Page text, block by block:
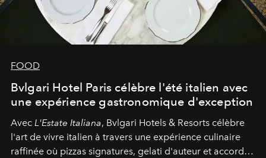
FOOD
Bvlgari Hotel Paris célèbre l'été italien avec
une expérience gastronomique d'exception
Avec L'Estate Italiana, Bvlgari Hotels & Resorts célèbre
l'art de vivre italien à travers une expérience culinaire
raffinée où pizzas signatures, gelati d'auteur et accords